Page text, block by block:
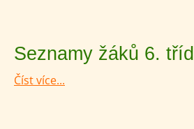
Seznamy žáků 6. tříd
Číst více...